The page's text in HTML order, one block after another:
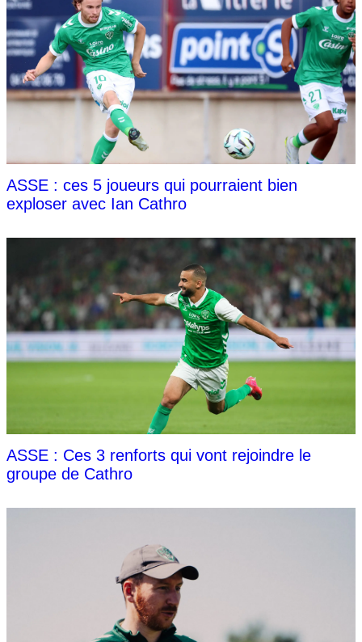
ASSE : ces 5 joueurs qui pourraient bien
exploser avec Ian Cathro
ASSE : Ces 3 renforts qui vont rejoindre le
groupe de Cathro